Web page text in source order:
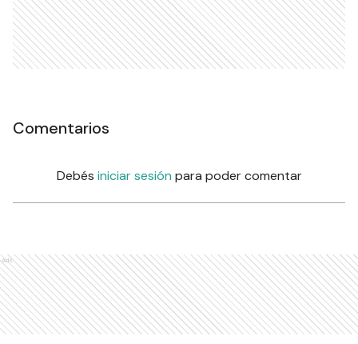
Comentarios
Debés iniciar sesión para poder comentar
Ads